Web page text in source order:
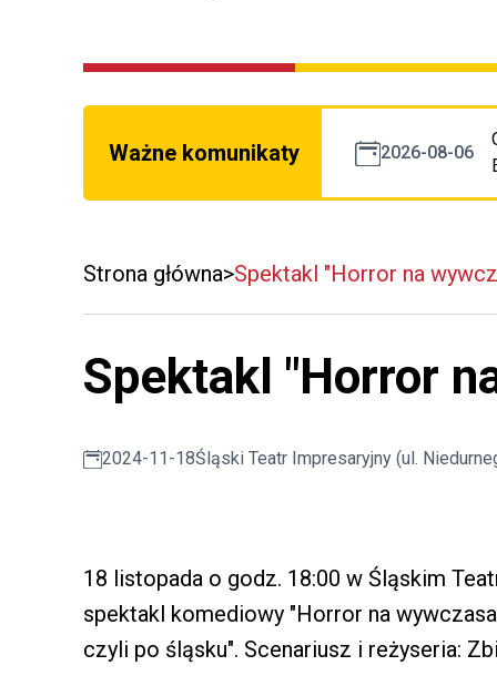
Ważne komunikaty 2026-08-06
Strona główna Spektakl "Horror na
Spektakl "Horror
2024-11-18Śląski Teatr Impresaryjny (ul.
18 listopada o godz. 18:00 w Śląskim
spektakl komediowy "Horror na
czyli po śląsku". Scenariusz i reżyseria: